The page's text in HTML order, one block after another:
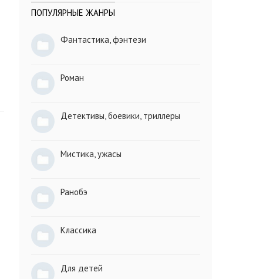
ПОПУЛЯРНЫЕ ЖАНРЫ
Фантастика, фэнтези
Роман
Детективы, боевики, триллеры
Мистика, ужасы
Ранобэ
Классика
Для детей